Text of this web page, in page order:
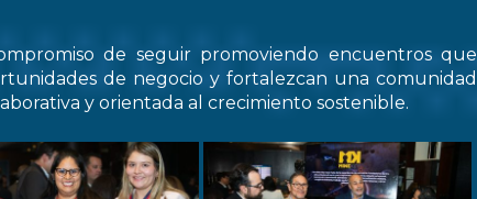
de seguir promoviendo encuentros que
de negocio y fortalezcan una comunidad
y orientada al crecimiento sostenible.